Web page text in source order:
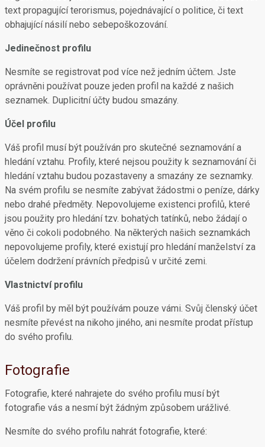
text propagující terorismus, pojednávající o politice, či text
obhajující násilí nebo sebepoškozování.
Jedinečnost profilu
Nesmíte se registrovat pod více než jedním účtem. Jste
oprávněni používat pouze jeden profil na každé z našich
seznamek. Duplicitní účty budou smazány.
Účel profilu
Váš profil musí být používán pro skutečné seznamování a
hledání vztahu. Profily, které nejsou použity k seznamování či
hledání vztahu budou pozastaveny a smazány ze seznamky.
Na svém profilu se nesmíte zabývat žádostmi o peníze, dárky
nebo drahé předměty. Nepovolujeme existenci profilů, které
jsou použity pro hledání tzv. bohatých tatínků, nebo žádají o
věno či cokoli podobného. Na některých našich seznamkách
nepovolujeme profily, které existují pro hledání manželství za
účelem dodržení právních předpisů v určité zemi.
Vlastnictví profilu
Váš profil by měl být používám pouze vámi. Svůj členský účet
nesmíte převést na nikoho jiného, ani nesmíte prodat přístup
do svého profilu.
Fotografie
Fotografie, které nahrajete do svého profilu musí být
fotografie vás a nesmí být žádným způsobem urážlivé.
Nesmíte do svého profilu nahrát fotografie, které: